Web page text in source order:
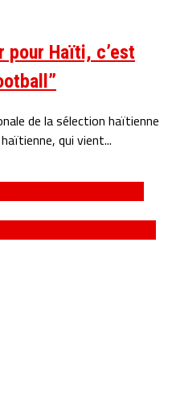
pour Haïti, c’est
de la sélection haïtienne
qui vient...